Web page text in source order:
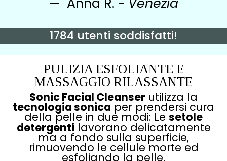
1784 utenti soddisfatti!
PULIZIA ESFOLIANTE E
MASSAGGIO RILASSANTE
Sonic Facial Cleanser utilizza la
tecnologia sonica per prendersi cura
della pelle in due modi: Le setole
detergenti lavorano delicatamente
ma a fondo sulla superficie,
rimuovendo le cellule morte ed
esfoliando la pelle.